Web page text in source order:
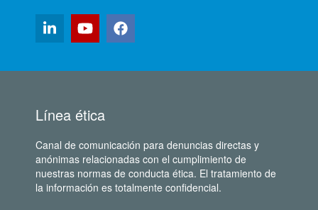
Línea ética
Canal de comunicación para denuncias directas y
anónimas relacionadas con el cumplimiento de
nuestras normas de conducta ética. El tratamiento de
la información es totalmente confidencial.